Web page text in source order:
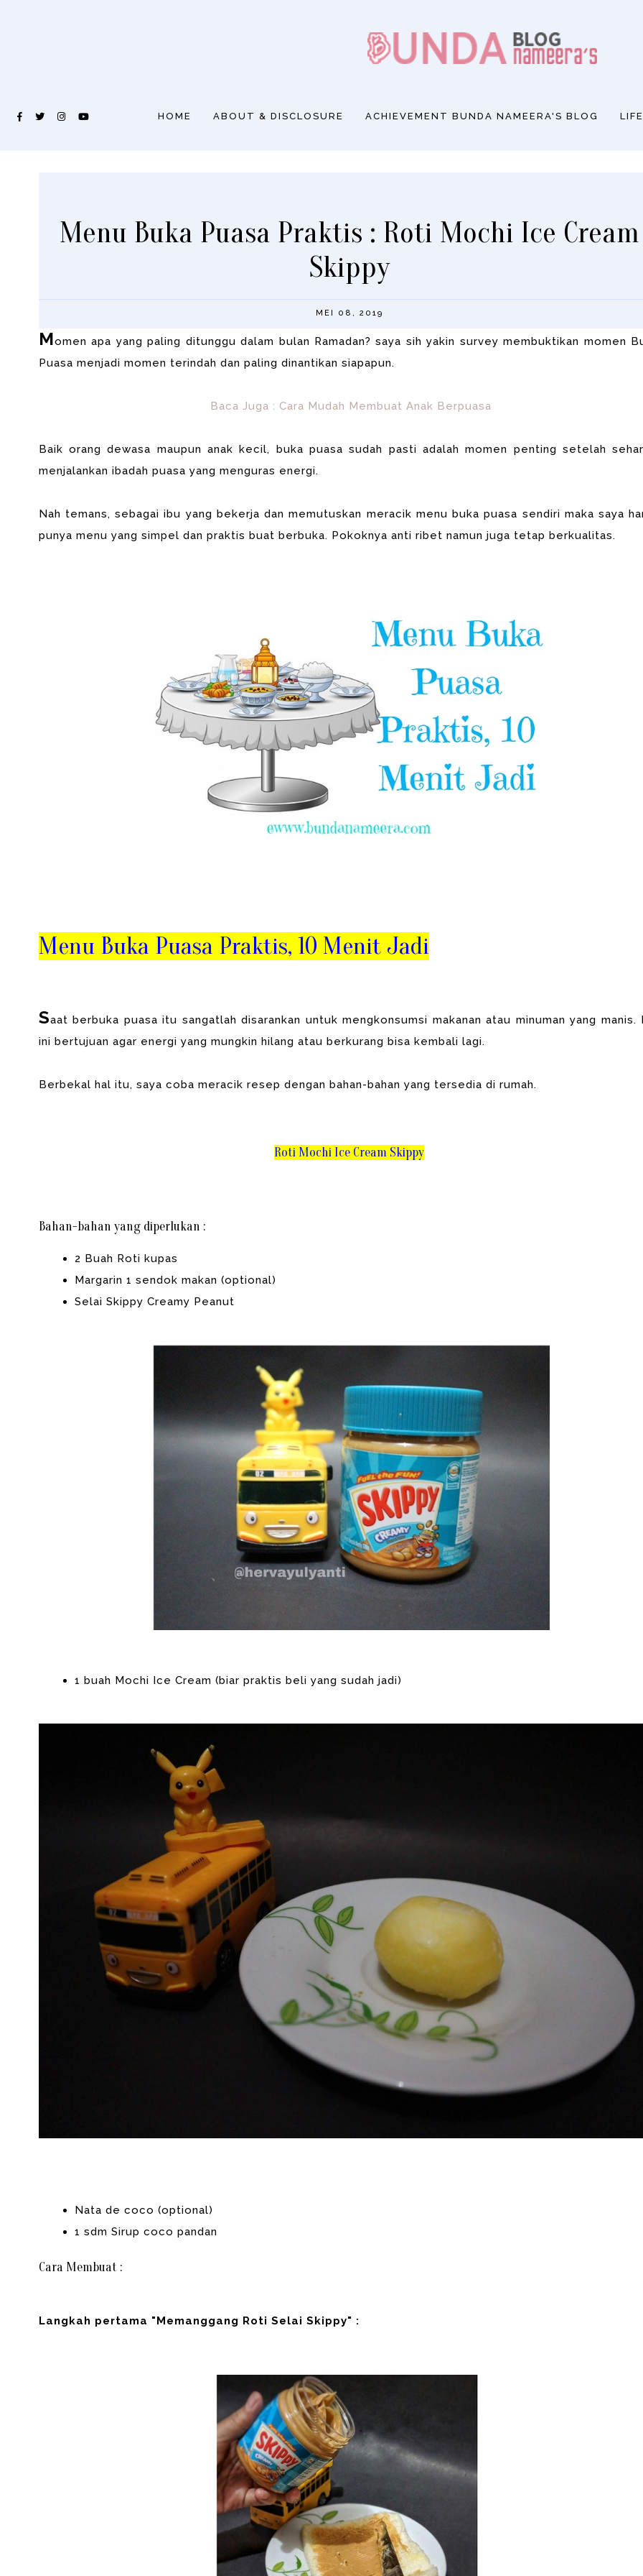
HOME ABOUT & DISCLOSURE ACHIEVEMENT BUNDA NAMEERA'S BLOG
MEI 08, 2019
Menu Buka Puasa Praktis : Roti Mochi Ice Cream
Skippy
Momen apa yang paling ditunggu dalam bulan Ramadan? saya sih yakin survey membuktikan momen
Puasa menjadi momen terindah dan paling dinantikan siapapun.
Baca Juga : Cara Mudah Membuat Anak Berpuasa
Baik orang dewasa maupun anak kecil, buka puasa sudah pasti adalah momen penting setelah
menjalankan ibadah puasa yang menguras energi.
Nah temans, sebagai ibu yang bekerja dan memutuskan meracik menu buka puasa sendiri maka saya
punya menu yang simpel dan praktis buat berbuka. Pokoknya anti ribet namun juga tetap berkualitas.
Menu Buka Puasa Praktis, 10 Menit Jadi
Saat berbuka puasa itu sangatlah disarankan untuk mengkonsumsi makanan atau minuman yang manis.
ini bertujuan agar energi yang mungkin hilang atau berkurang bisa kembali lagi.
Berbekal hal itu, saya coba meracik resep dengan bahan-bahan yang tersedia di rumah.
Roti Mochi Ice Cream Skippy
Bahan-bahan yang diperlukan :
2 Buah Roti kupas
Margarin 1 sendok makan (optional)
Selai Skippy Creamy Peanut
1 buah Mochi Ice Cream (biar praktis beli yang sudah jadi)
Nata de coco (optional)
1 sdm Sirup coco pandan
Cara Membuat :
Langkah pertama "Memanggang Roti Selai Skippy" :